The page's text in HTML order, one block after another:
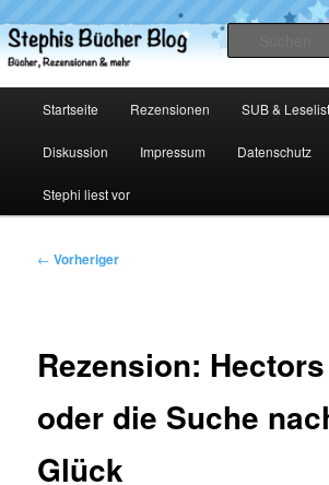
primären
Inhalt
Stephis Bücher Blog
Startseite Rezensionen SUB &
Diskussion Impressum Datenschutz
Stephi liest vor
Beitragsnavigation
← Vorheriger
Rezension:
oder die Suche
Glück